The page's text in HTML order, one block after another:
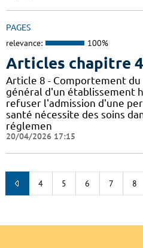
PAGES
relevance: 100%
Articles chapitre 4
Article 8 - Comportement
général d'un établissement
refuser l'admission d'une
santé nécessite des soins
réglemen
20/04/2026 17:15
4 5 6 7 8